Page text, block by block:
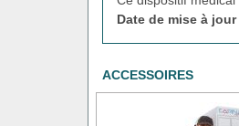
Date de mise à
ACCESSOIRES